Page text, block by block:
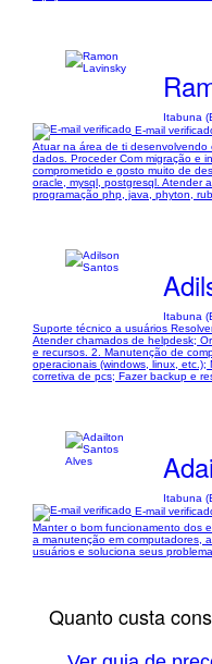
Itabuna
E-mail
Atuar na área de ti
dados. Proceder Com migração e
comprometido e gosto muito de
oracle, mysql, postgresql. Atender
programação php, java, phyton,
Itabuna
Suporte técnico a usuários
Atender chamados de helpdesk;
e recursos. 2. Manutenção de
operacionais (windows, linux,
corretiva de pcs; Fazer backup e
Itabuna
E-mail
Manter o bom funcionamento dos
a manutenção em computadores,
usuários e soluciona seus
Quanto custa